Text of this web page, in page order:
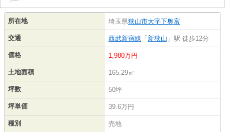
所在地 埼玉県狭山市大字下奥富
交通 西武新宿線 「 新狭山 」駅 徒歩12分
価格 1,980万円
土地面積 165.29㎡
坪数 50坪
坪単価 39.6万円
種別 売地